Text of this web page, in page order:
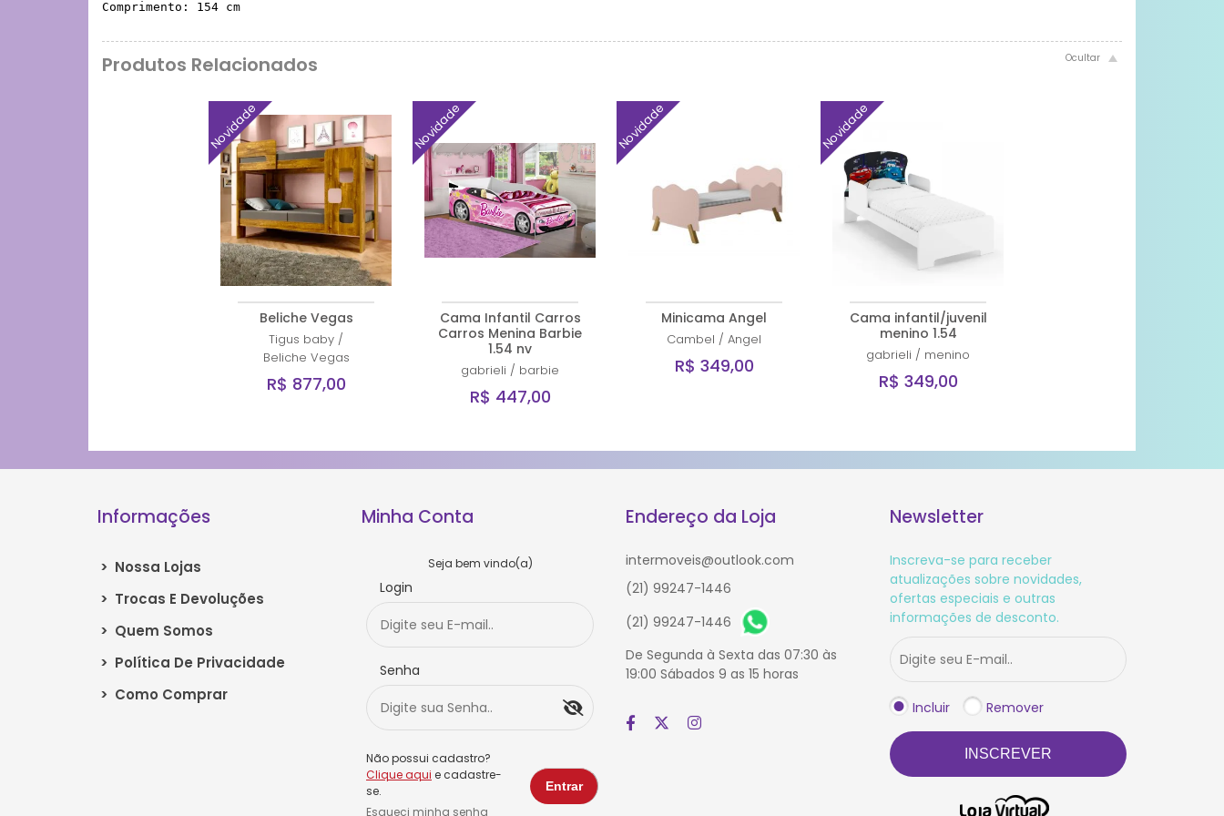
Comprimento: 154 cm
Produtos Relacionados
Novidade
Beliche Vegas
Tigus baby /
Beliche Vegas
R$ 877,00
Novidade
Cama Infantil Carros
Carros Menina Barbie
1.54 nv
gabrieli / barbie
R$ 447,00
Novidade
Minicama Angel
Cambel / Angel
R$ 349,00
Novidade
Cama infantil/juvenil
menino 1.54
gabrieli / menino
R$ 349,00
Informações
> Nossa Lojas
> Trocas E Devoluções
> Quem Somos
> Política De Privacidade
> Como Comprar
Minha Conta
Seja bem vindo(a)
Login
Senha
Não possui cadastro?
Clique aqui e cadastre-
se.
Esqueci minha senha
Endereço da Loja
intermoveis@outlook.com
(21) 99247-1446
(21) 99247-1446
De Segunda à Sexta das 07:30 às
19:00 Sábados 9 as 15 horas
Newsletter
Inscreva-se para receber
atualizações sobre novidades,
ofertas especiais e outras
informações de desconto.
Incluir Remover
INSCREVER